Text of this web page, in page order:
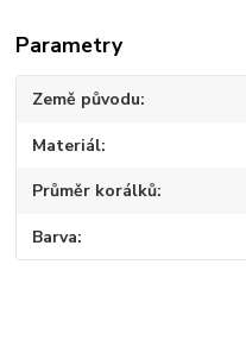
Parametry
Země původu
Materiál
Průměr korálků
Barva